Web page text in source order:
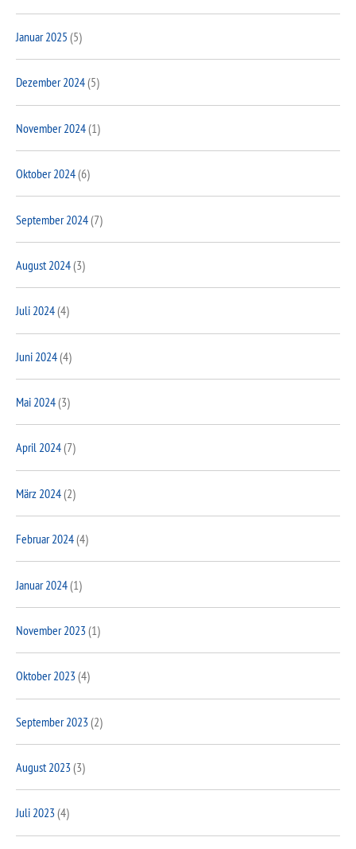
Januar 2025 (5)
Dezember 2024(5)
November 2024(1)
Oktober 2024(6)
September 2024(7)
August 2024(3)
Juli 2024(4)
Juni 2024(4)
Mai 2024(3)
April 2024(7)
März 2024(2)
Februar 2024(4)
Januar 2024(1)
November 2023(1)
Oktober 2023(4)
September 2023(2)
August 2023(3)
Juli 2023(4)